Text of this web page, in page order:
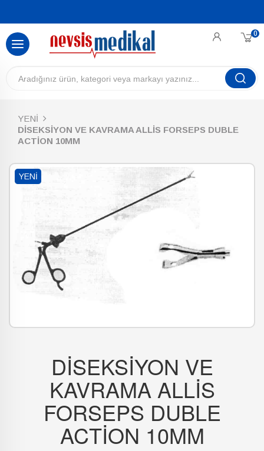
0
YENİ
DİSEKSİYON VE KAVRAMA ALLİS FORSEPS DUBLE
ACTİON 10MM
YENI
DİSEKSİYON VE
KAVRAMA ALLİS
FORSEPS DUBLE
ACTİON 10MM